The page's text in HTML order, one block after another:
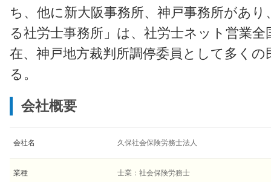
ち、他に新大阪事務所、神戸事務所があ
る社労士事務所」は、社労士ネット営業
在、神戸地方裁判所調停委員として多く
る。
会社概要
会社名 久保社会保険労務士法人
業種 士業：社会保険労務士